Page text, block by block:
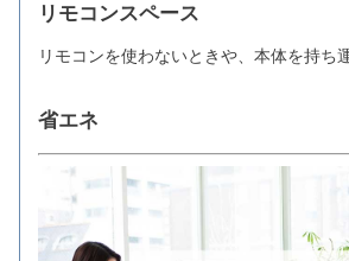
リモコンスペース
リモコンを使わないときや、本体を持ち
省エネ